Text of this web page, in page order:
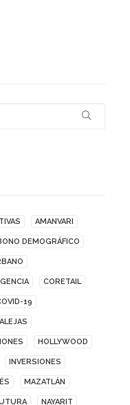
AMANVARI
DEMOGRÁFICO
CORETAIL
19
HOLLYWOOD
INVERSIONES
MAZATLÁN
NAYARIT